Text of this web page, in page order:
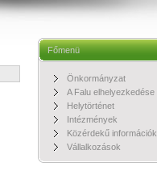
Főmenü
Önkormányzat
A Falu elhelyezkedése
Helytörténet
Intézmények
Közérdekű információk
Vállalkozások